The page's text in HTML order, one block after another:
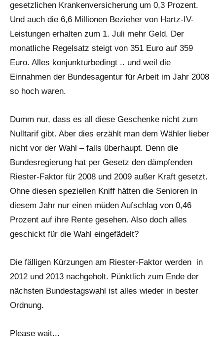
gesetzlichen Krankenversicherung um 0,3 Prozent.
Und auch die 6,6 Millionen Bezieher von Hartz-IV-
Leistungen erhalten zum 1. Juli mehr Geld. Der
monatliche Regelsatz steigt von 351 Euro auf 359
Euro. Alles konjunkturbedingt .. und weil die
Einnahmen der Bundesagentur für Arbeit im Jahr 2008
so hoch waren.
Dumm nur, dass es all diese Geschenke nicht zum
Nulltarif gibt. Aber dies erzählt man dem Wähler lieber
nicht vor der Wahl – falls überhaupt. Denn die
Bundesregierung hat per Gesetz den dämpfenden
Riester-Faktor für 2008 und 2009 außer Kraft gesetzt.
Ohne diesen speziellen Kniff hätten die Senioren in
diesem Jahr nur einen müden Aufschlag von 0,46
Prozent auf ihre Rente gesehen. Also doch alles
geschickt für die Wahl eingefädelt?
Die fälligen Kürzungen am Riester-Faktor werden in
2012 und 2013 nachgeholt. Pünktlich zum Ende der
nächsten Bundestagswahl ist alles wieder in bester
Ordnung.
Please wait...